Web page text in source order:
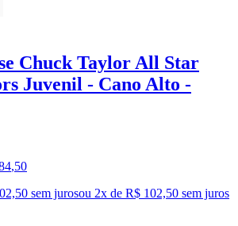
Chuck Taylor All Star
Juvenil - Cano Alto -
,50
sem jurosou 2x de R$ 102,50 sem juros